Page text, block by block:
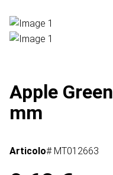
Apple
mm
Articolo# MT012663